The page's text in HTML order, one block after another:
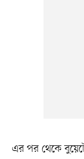
এর পর থেকে